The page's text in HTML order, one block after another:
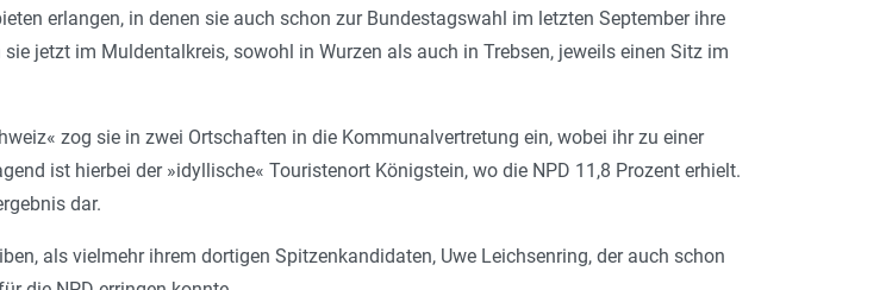
erlangen, in denen sie auch schon zur Bundestagswahl im letzten September ihre
jetzt im Muldentalkreis, sowohl in Wurzen als auch in Trebsen, jeweils einen Sitz im
zog sie in zwei Ortschaften in die Kommunalvertretung ein, wobei ihr zu einer
ist hierbei der »idyllische« Touristenort Königstein, wo die NPD 11,8 Prozent erhielt.
dar.
als vielmehr ihrem dortigen Spitzenkandidaten, Uwe Leichsenring, der auch schon